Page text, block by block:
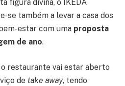
figura divina, o IKEDA
se também a levar a casa dos
estar com uma proposta
de ano.
o restaurante vai estar aberto
de take away, tendo